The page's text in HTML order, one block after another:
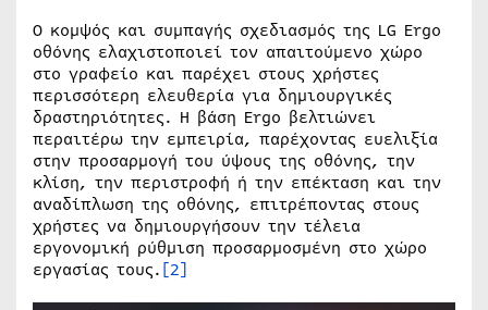
Ο κομψός και συμπαγής σχεδιασμός της LG Ergo
οθόνης ελαχιστοποιεί τον απαιτούμενο χώρο
στο γραφείο και παρέχει στους χρήστες
περισσότερη ελευθερία για δημιουργικές
δραστηριότητες. Η βάση Ergo βελτιώνει
περαιτέρω την εμπειρία, παρέχοντας ευελιξία
στην προσαρμογή του ύψους της οθόνης, την
κλίση, την περιστροφή ή την επέκταση και την
αναδίπλωση της οθόνης, επιτρέποντας στους
χρήστες να δημιουργήσουν την τέλεια
εργονομική ρύθμιση προσαρμοσμένη στο χώρο
εργασίας τους.[2]